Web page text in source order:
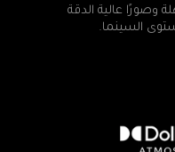
عالية الدقة
السينما.